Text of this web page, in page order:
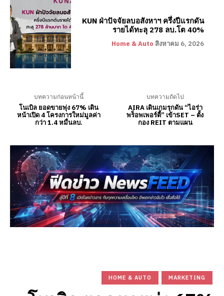
KUN ฝ่าปัจจัยลบอสังหาฯ ครึ่งปีแรกดัน
รายได้ทะลุ 278 ลบ.โต 40%
Home & Auto สิงหาคม 6, 2026
บทความก่อนหน้านี้
โนเบิล ยอดขายพุ่ง 67% เดิน
หน้าเปิด 4 โครงการใหม่มูลค่า
กว่า 1.4 หมื่นลบ.
บทความถัดไป
AIRA เดินเกมรุกดัน “ไอร่า
พร็อพเพอร์ตี้” เข้าSET – ตั้ง
กอง REIT ตามแผน